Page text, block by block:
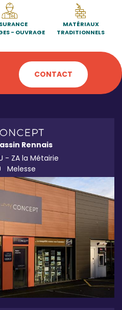
- OUVRAGE
MATÉRIAUX
TRADITIONNELS
CONTACT
Rennais
- ZA la Métairie
Melesse